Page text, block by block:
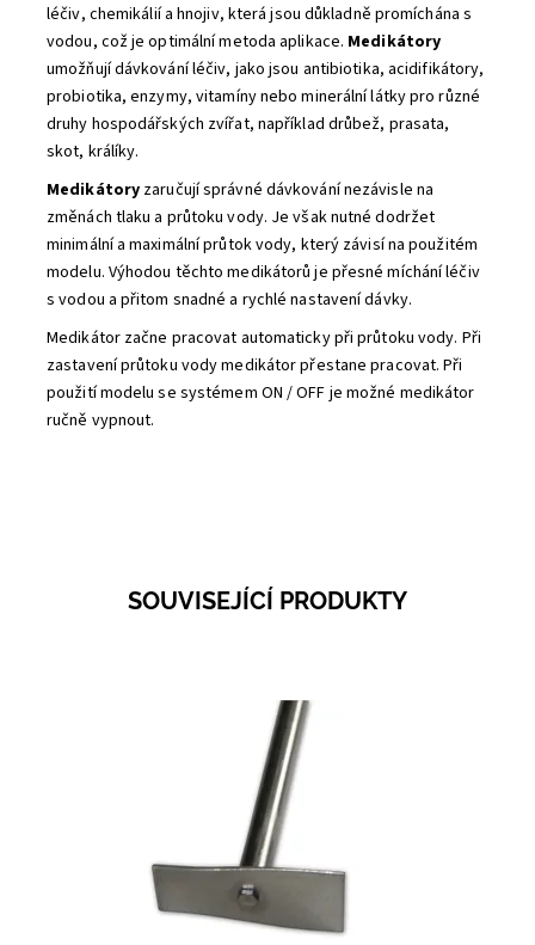
léčiv, chemikálií a hnojiv, která jsou důkladně promíchána s
vodou, což je optimální metoda aplikace. Medikátory
umožňují dávkování léčiv, jako jsou antibiotika, acidifikátory,
probiotika, enzymy, vitamíny nebo minerální látky pro různé
druhy hospodářských zvířat, například drůbež, prasata,
skot, králíky.
Medikátory zaručují správné dávkování nezávisle na
změnách tlaku a průtoku vody. Je však nutné dodržet
minimální a maximální průtok vody, který závisí na použitém
modelu. Výhodou těchto medikátorů je přesné míchání léčiv
s vodou a přitom snadné a rychlé nastavení dávky.
Medikátor začne pracovat automaticky při průtoku vody. Při
zastavení průtoku vody medikátor přestane pracovat. Při
použití modelu se systémem ON / OFF je možné medikátor
ručně vypnout.
SOUVISEJÍCÍ PRODUKTY